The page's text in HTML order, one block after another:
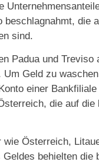
beschlagnahmt, die
sind.
Padua und Treviso
Geld zu
einer
die auf die
Österreich,
behielten die